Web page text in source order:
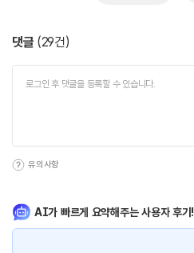
댓글 (29건)
유의사항
AI가 빠르게 요약해주는 사용자 후기!